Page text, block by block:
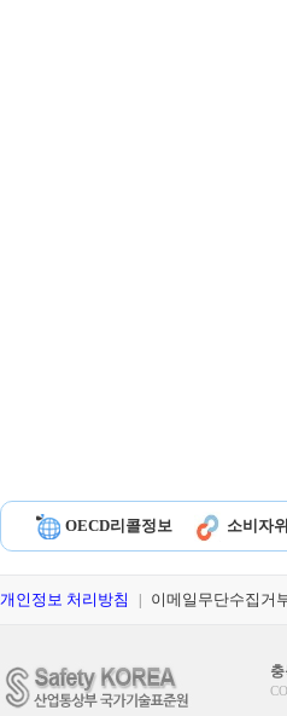
OECD리콜정보 소비자
개인정보 처리방침 이메일무단수집거